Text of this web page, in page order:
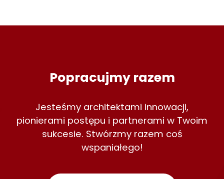
Popracujmy razem
Jesteśmy architektami innowacji,
pionierami postępu i partnerami w Twoim
sukcesie. Stwórzmy razem coś
wspaniałego!